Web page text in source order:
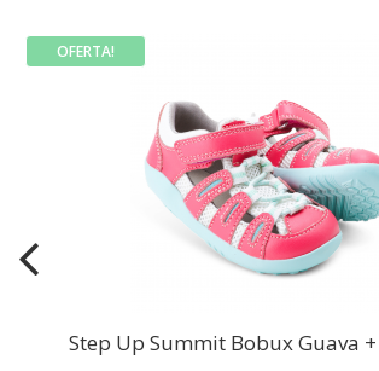
OFERTA!
Step Up Summit Bobux Guava